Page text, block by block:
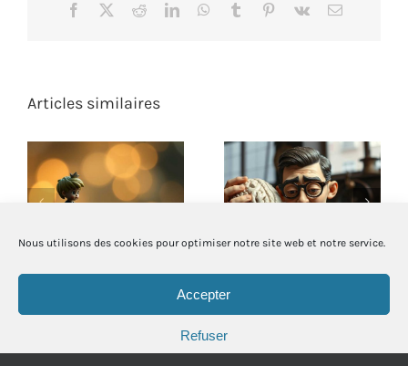
Nous utilisons des cookies pour optimiser notre site web et notre service.
Accepter
Refuser
Facebook RedditLinkedInWhatsApp
Tumblr Pinterest
Vk Email
Articles similaires
L’utilité des
sensibles
Quand Taylor
manière de penser
2026 | Tous droits réservés | Powered by
Politique de cookies